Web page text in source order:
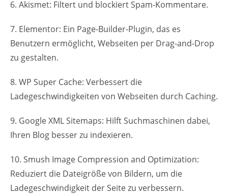
6. Akismet: Filtert und blockiert Spam-Kommentare.
7. Elementor: Ein Page-Builder-Plugin, das es
Benutzern ermöglicht, Webseiten per Drag-and-Drop
zu gestalten.
8. WP Super Cache: Verbessert die
Ladegeschwindigkeiten von Webseiten durch Caching.
9. Google XML Sitemaps: Hilft Suchmaschinen dabei,
Ihren Blog besser zu indexieren.
10. Smush Image Compression and Optimization:
Reduziert die Dateigröße von Bildern, um die
Ladegeschwindigkeit der Seite zu verbessern.